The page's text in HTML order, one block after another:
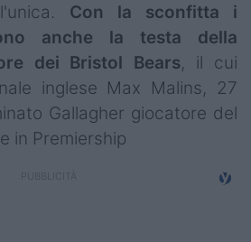
Con la sconfitta i
anche la testa della
dei Bristol Bears, il cui
inglese Max Malins, 27
Gallagher giocatore del
in Premiership